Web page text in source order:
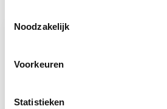
Noodzakelijk
Voorkeuren
Statistieken